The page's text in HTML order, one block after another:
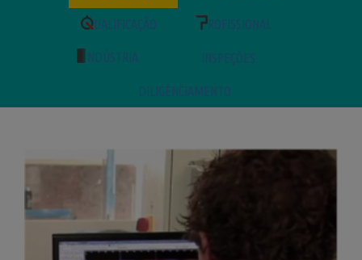
UALIFICAÇÃO ROFISSIONAL
NDÚSTRIA INSPEÇÕES
DILIGÊNCIAMENTO